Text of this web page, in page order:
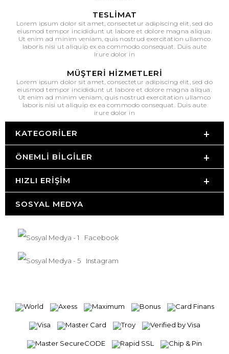
TESLIMAT
Lorem ipsum dolor sit amet, consectetur adipiscing elit, sed do
eiusmod tempor incididunt ut labore et dolore magna aliqua.
Ut enim ad minim veniam, quis nostrud exercitation ullamco
laboris nisi ut aliquip ex ea commodo consequat. Duis aute
irure dolor in
MÜŞTERI HIZMETLERI
Lorem ipsum dolor sit amet, consectetur adipiscing elit, sed do
eiusmod tempor incididunt ut labore et dolore magna aliqua.
Ut enim ad minim veniam, quis nostrud exercitation ullamco
laboris nisi ut aliquip ex ea commodo consequat. Duis aute
irure dolor in
KATEGORILER
ÖNEMLI BILGILER
HIZLI ERIŞIM
SOSYAL MEDYA
Facebook
Instagram